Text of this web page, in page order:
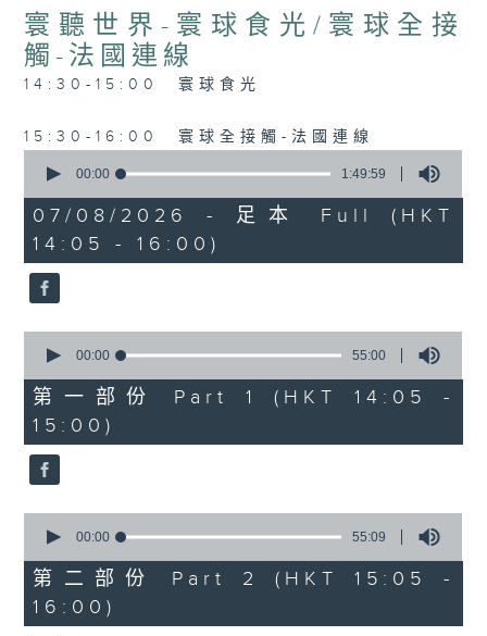
寰聽世界-寰球食光/寰球全接
觸-法國連線
14:30-15:00 寰球食光
15:30-16:00 寰球全接觸-法國連線
seconds
1
hour,
49
minutes,
59
seconds
00:00 1:49:59
07/08/2026 - 足本 Full (HKT
14:05 - 16:00)
seconds
55
minutes,
0
seconds
00:00 55:00
第一部份 Part 1 (HKT 14:05 -
15:00)
seconds
55
minutes,
9
seconds
00:00 55:09
第二部份 Part 2 (HKT 15:05 -
16:00)